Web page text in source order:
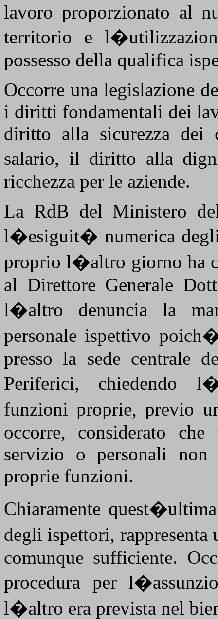
lavoro proporzionato al
territorio e
possesso della qualifica
Occorre una legislazione
i diritti fondamentali dei
diritto alla sicurezza
salario, il diritto alla
ricchezza per le aziende.
La RdB del Ministero
l�esiguit� numerica
proprio l�altro giorno ha
al Direttore Generale
l�altro denuncia la
personale ispettivo
presso la sede centrale
Periferici, chiedendo
funzioni proprie, previo
occorre, considerato
servizio o personali
proprie funzioni.
Chiaramente
degli ispettori,
comunque sufficiente.
procedura per
l�altro era prevista nel